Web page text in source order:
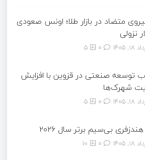
متضاد در بازار طلا؛ اونس صعودی
نزولی
۱۴۰۵ 5
توسعه صنعتی در قزوین با افزایش
شهرک‌ها
۱۴۰۵ 5
بی‌سیم برتر سال ۲۰۲۶
۱۴۰۵ 10